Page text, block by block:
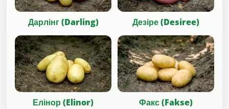
Дарлінг (Darling) Дезіре (Desiree)
Елінор (Elinor) Факс (Fakse)